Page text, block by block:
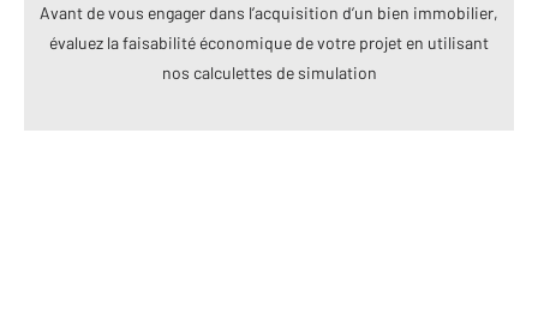
Avant de vous engager dans l’acquisition d’un bien immobilier,
évaluez la faisabilité économique de votre projet en utilisant
nos calculettes de simulation